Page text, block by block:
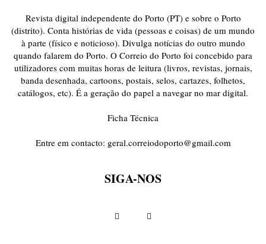
Revista digital independente do Porto (PT) e sobre o Porto
(distrito). Conta histórias de vida (pessoas e coisas) de um mundo
à parte (físico e noticioso). Divulga notícias do outro mundo
quando falarem do Porto. O Correio do Porto foi concebido para
utilizadores com muitas horas de leitura (livros, revistas, jornais,
banda desenhada, cartoons, postais, selos, cartazes, folhetos,
catálogos, etc). É a geração do papel a navegar no mar digital.
Ficha Técnica
Entre em contacto: geral.correiodoporto@gmail.com
SIGA-NOS